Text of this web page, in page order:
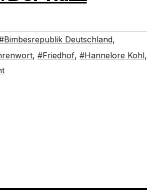
Deutschland,
, #Friedhof, #Hannelore Kohl,